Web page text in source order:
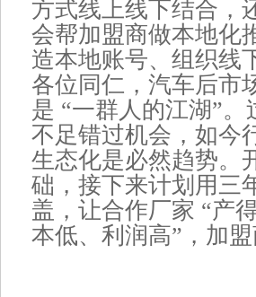
方式线上线下结合，
会帮加盟商做本地化
造本地账号、组织线
各位同仁，汽车后市
是 “一群人的江湖”
不足错过机会，如今
生态化是必然趋势。
础，接下来计划用三
盖，让合作厂家 “产
本低、利润高”，加